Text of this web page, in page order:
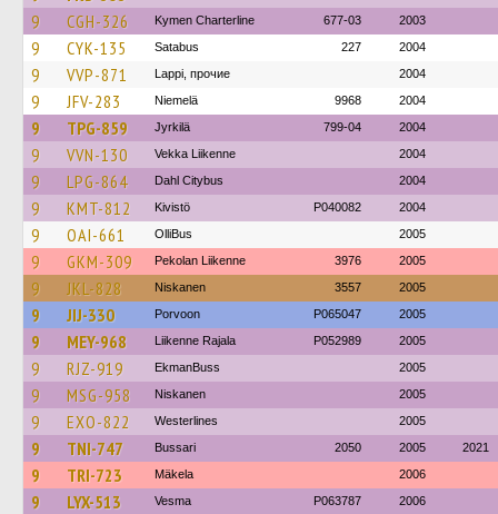
9 CGH-326 Kymen Charterline 677-03 2003
9 CYK-135 Satabus 227 2004
9 VVP-871 Lappi, прочие 2004
9 JFV-283 Niemelä 9968 2004
9 TPG-859 Jyrkilä 799-04 2004
9 VVN-130 Vekka Liikenne 2004
9 LPG-864 Dahl Citybus 2004
9 KMT-812 Kivistö P040082 2004
9 OAI-661 OlliBus 2005
9 GKM-309 Pekolan Liikenne 3976 2005
9 JKL-828 Niskanen 3557 2005
9 JIJ-330 Porvoon P065047 2005
9 MEY-968 Liikenne Rajala P052989 2005
9 RJZ-919 EkmanBuss 2005
9 MSG-958 Niskanen 2005
9 EXO-822 Westerlines 2005
9 TNI-747 Bussari 2050 2005 2021
9 TRI-723 Mäkela 2006
9 LYX-513 Vesma P063787 2006